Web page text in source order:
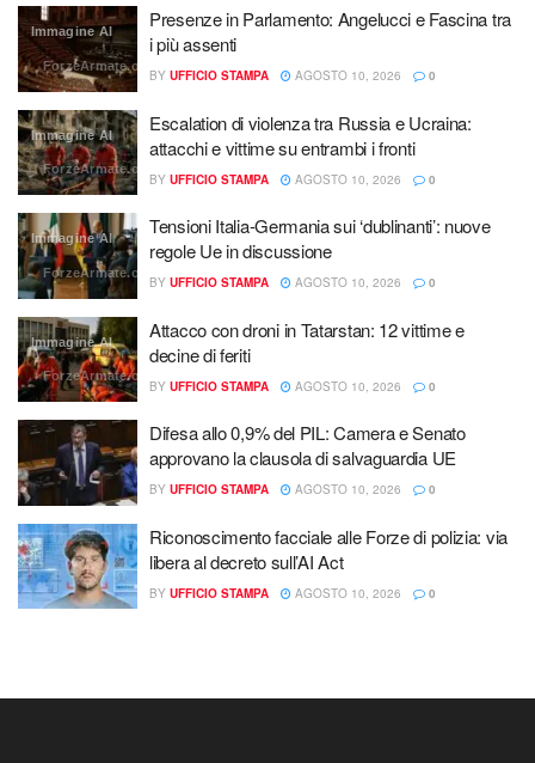
Immagine AI
ForzeArmate.org
Presenze in Parlamento: Angelucci e Fascina tra
i più assenti
BY UFFICIO STAMPA AGOSTO 10, 2026 0
Immagine AI
ForzeArmate.org
Escalation di violenza tra Russia e Ucraina:
attacchi e vittime su entrambi i fronti
BY UFFICIO STAMPA AGOSTO 10, 2026 0
Immagine AI
ForzeArmate.org
Tensioni Italia-Germania sui ‘dublinanti’: nuove
regole Ue in discussione
BY UFFICIO STAMPA AGOSTO 10, 2026 0
Immagine AI
ForzeArmate.org
Attacco con droni in Tatarstan: 12 vittime e
decine di feriti
BY UFFICIO STAMPA AGOSTO 10, 2026 0
Difesa allo 0,9% del PIL: Camera e Senato
approvano la clausola di salvaguardia UE
BY UFFICIO STAMPA AGOSTO 10, 2026 0
Riconoscimento facciale alle Forze di polizia: via
libera al decreto sull’AI Act
BY UFFICIO STAMPA AGOSTO 10, 2026 0